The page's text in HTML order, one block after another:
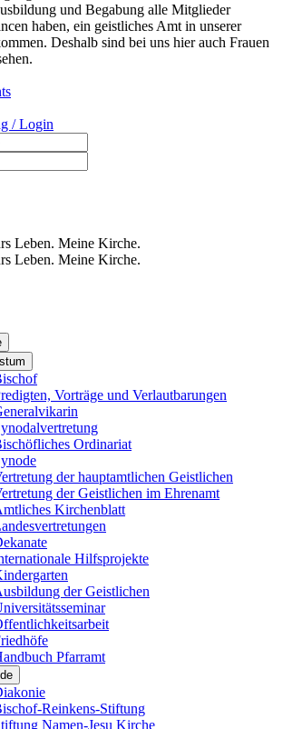
und Begabung alle Mitglieder
haben, ein geistliches Amt in unserer
Deshalb sind bei uns hier auch Frauen
/ Login
Vorträge und Verlautbarungen
Ordinariat
der hauptamtlichen Geistlichen
der Geistlichen im Ehrenamt
Kirchenblatt
Hilfsprojekte
der Geistlichen
Pfarramt
Reinkens-Stiftung
Namen-Jesu Kirche